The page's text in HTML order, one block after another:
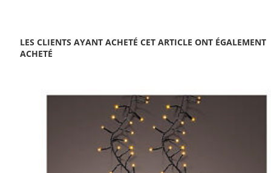
LES CLIENTS AYANT ACHETÉ CET ARTICLE ONT ÉGALEMENT
ACHETÉ